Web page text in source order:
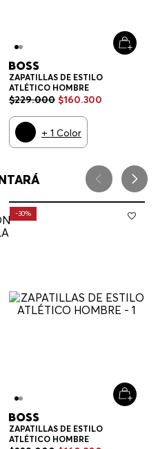
ZAPATILLAS DE ESTILO
ATLÉTICO HOMBRE
$229.000 $160.300
+ 1 Color
-30%
ZAPATILLAS DE ESTILO
ATLÉTICO HOMBRE